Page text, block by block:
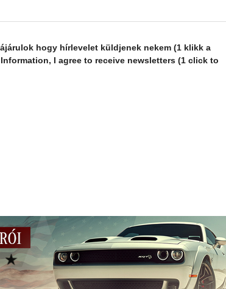
hogy hírlevelet küldjenek nekem (1 klikk a
I agree to receive newsletters (1 click to